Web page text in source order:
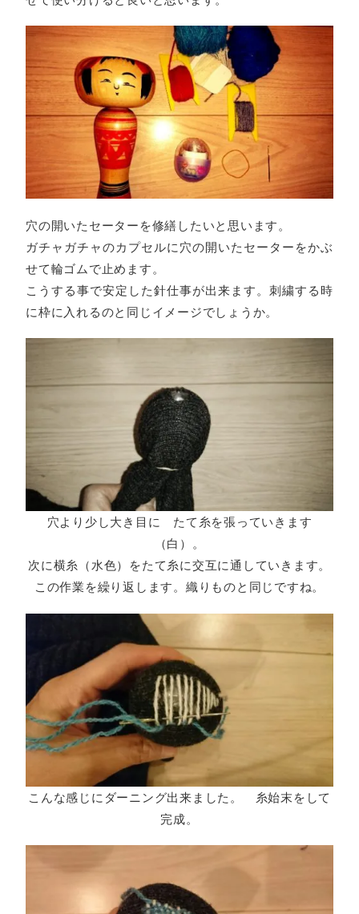
穴の開いたセーターを修繕したいと思います。
ガチャガチャのカプセルに穴の開いたセーターをかぶ
せて輪ゴムで止めます。
こうする事で安定した針仕事が出来ます。刺繍する時
に枠に入れるのと同じイメージでしょうか。
穴より少し大き目に たて糸を張っていきます
（白）。
次に横糸（水色）をたて糸に交互に通していきます。
この作業を繰り返します。織りものと同じですね。
こんな感じにダーニング出来ました。 糸始末をして
完成。